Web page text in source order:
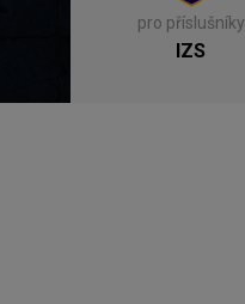
pro příslušníky
IZS